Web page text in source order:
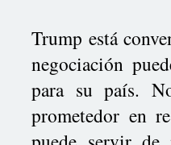
Trump está
negociación
para su país.
prometedor en